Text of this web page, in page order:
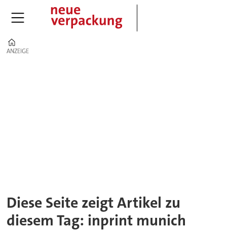
ANZEIGE
ANZEIGE
Diese Seite zeigt Artikel zu
diesem Tag: inprint munich